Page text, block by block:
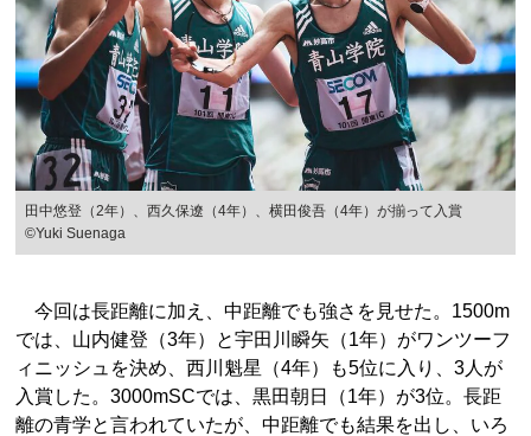
田中悠登（2年）、西久保遼（4年）、横田俊吾（4年）が揃って入賞
©Yuki Suenaga
今回は長距離に加え、中距離でも強さを見せた。1500m
では、山内健登（3年）と宇田川瞬矢（1年）がワンツーフ
ィニッシュを決め、西川魁星（4年）も5位に入り、3人が
入賞した。3000mSCでは、黒田朝日（1年）が3位。長距
離の青学と言われていたが、中距離でも結果を出し、いろ